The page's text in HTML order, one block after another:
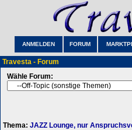
ANMELDEN FORUM
Travesta - Forum
Wähle Forum:
Thema: JAZZ Lounge, nur